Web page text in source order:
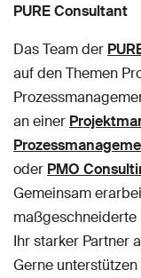
PURE Consultant
Das Team der
auf den Themen
an einer
oder PMO
Gemeinsam
maßgeschneiderte
Ihr starker Partner
Gerne